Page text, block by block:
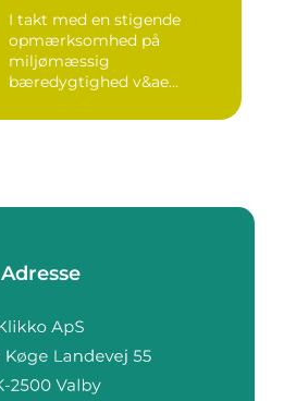
I takt med en stigende
opmærksomhed på
miljømæssig
bæredygtighed v&ae...
Adresse